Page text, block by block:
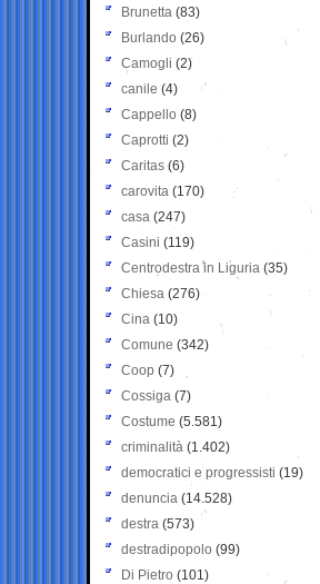
Brunetta (83)
Burlando (26)
Camogli (2)
canile (4)
Cappello (8)
Caprotti (2)
Caritas (6)
carovita (170)
casa (247)
Casini (119)
Centrodestra in Liguria (35)
Chiesa (276)
Cina (10)
Comune (342)
Coop (7)
Cossiga (7)
Costume (5.581)
criminalità (1.402)
democratici e progressisti (19)
denuncia (14.528)
destra (573)
destradipopolo (99)
Di Pietro (101)